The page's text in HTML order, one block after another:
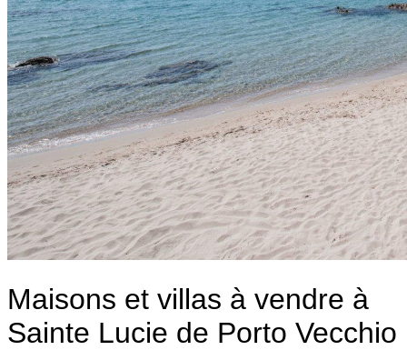
Maisons et villas à vendre à
Sainte Lucie de Porto Vecchio